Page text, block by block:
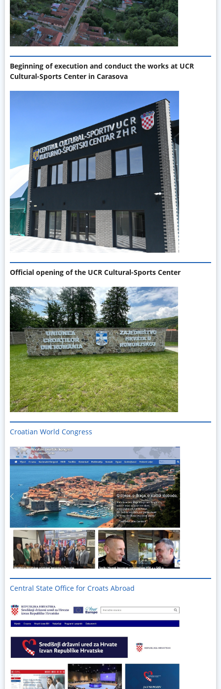
Beginning of execution and conduct the works at UCR
Cultural-Sports Center in Carasova
Official opening of the UCR Cultural-Sports Center
Croatian World Congress
Central State Office for Croats Abroad